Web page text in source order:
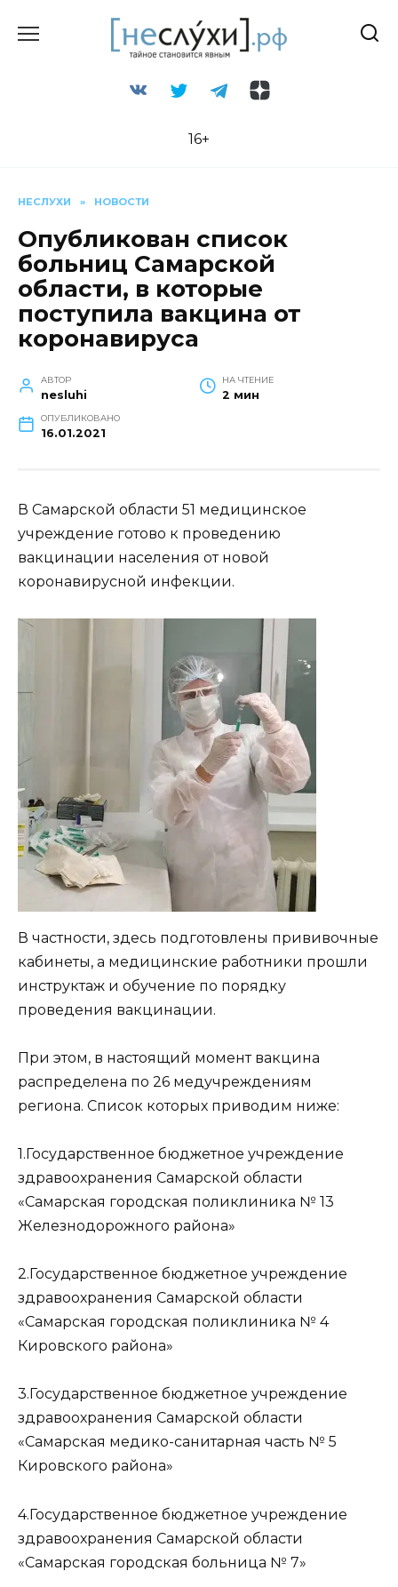
16+
НЕСЛУХИ » НОВОСТИ
Опубликован список
больниц Самарской
области, в которые
поступила вакцина от
коронавируса
АВТОР
nesluhi
НА ЧТЕНИЕ
2 мин
ОПУБЛИКОВАНО
16.01.2021
В Самарской области 51 медицинское
учреждение готово к проведению
вакцинации населения от новой
коронавирусной инфекции.
В частности, здесь подготовлены прививочные
кабинеты, а медицинские работники прошли
инструктаж и обучение по порядку
проведения вакцинации.
При этом, в настоящий момент вакцина
распределена по 26 медучреждениям
региона. Список которых приводим ниже:
1.Государственное бюджетное учреждение
здравоохранения Самарской области
«Самарская городская поликлиника № 13
Железнодорожного района»
2.Государственное бюджетное учреждение
здравоохранения Самарской области
«Самарская городская поликлиника № 4
Кировского района»
3.Государственное бюджетное учреждение
здравоохранения Самарской области
«Самарская медико-санитарная часть № 5
Кировского района»
4.Государственное бюджетное учреждение
здравоохранения Самарской области
«Самарская городская больница № 7»